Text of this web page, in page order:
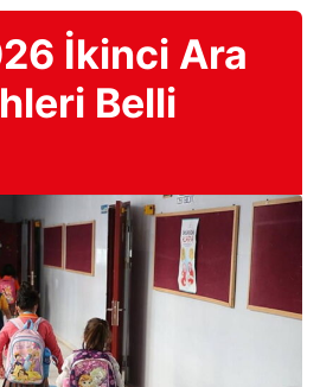
İkinci Ara
Belli